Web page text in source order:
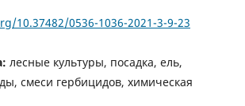
10.37482/0536-1036-2021-3-9-23
лесные культуры, посадка, ель,
смеси гербицидов, химическая